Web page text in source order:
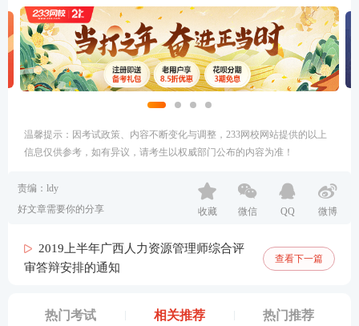
温馨提示：因考试政策、内容不断变化与调整，233网校网站提供的以上
信息仅供参考，如有异议，请考生以权威部门公布的内容为准！
责编：ldy
好文章需要你的分享
收藏 微信 QQ 微博
2019上半年广西人力资源管理师综合评
审答辩安排的通知
查看下一篇
热门考试 相关推荐 热门推荐